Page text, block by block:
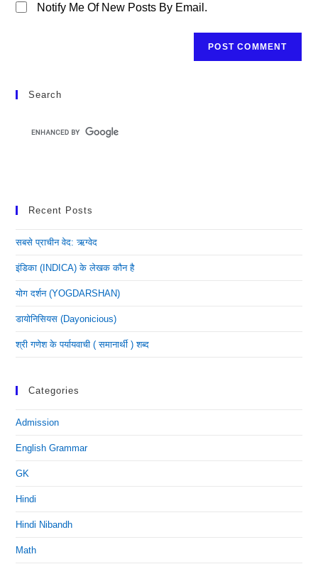
Notify Me Of New Posts By Email.
Search
Recent Posts
सबसे प्राचीन वेद: ऋग्वेद
इंडिका (INDICA) के लेखक कौन है
योग दर्शन (YOGDARSHAN)
डायोनिसियस (dayonicious)
श्री गणेश के पर्यायवाची ( समानार्थी ) शब्द
Categories
Admission
English Grammar
GK
Hindi
Hindi Nibandh
Math